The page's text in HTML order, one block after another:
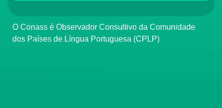
O Conass é Observador Consultivo da Comunidade
dos Países de Língua Portuguesa (CPLP)